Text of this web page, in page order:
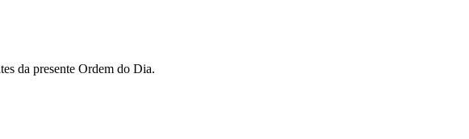
da presente Ordem do Dia.